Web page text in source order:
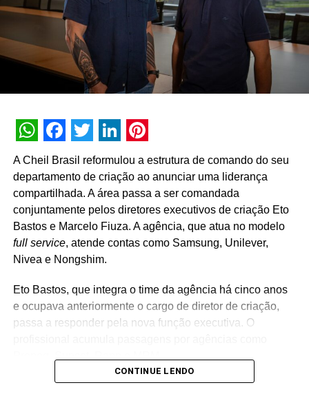
WhatsApp
Facebook
Twitter
LinkedIn
Pinterest
A Cheil Brasil reformulou a estrutura de comando do seu
departamento de criação ao anunciar uma liderança
compartilhada. A área passa a ser comandada
conjuntamente pelos diretores executivos de criação Eto
Bastos e Marcelo Fiuza. A agência, que atua no modelo
full service, atende contas como Samsung, Unilever,
Nivea e Nongshim.
Eto Bastos, que integra o time da agência há cinco anos
e ocupava anteriormente o cargo de diretor de criação,
passa a responder pela nova função executiva. O
Já Marcelo Fiuza retorna à Cheil Brasil para assumir o
CONTINUE LENDO